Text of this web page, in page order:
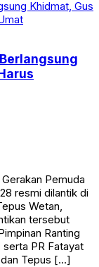
Pemuda
resmi dilantik di
Wetan,
tersebut
Ranting
serta PR Fatayat
Tepus […]